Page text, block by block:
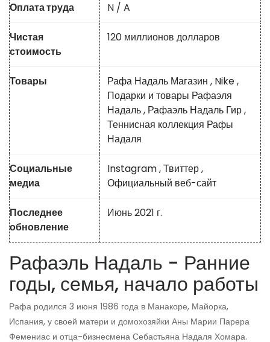
Оплата труда N / A
Чистая
стоимость
120 миллионов долларов
Товары Рафа Надаль Магазин , Nike,
Подарки и товары Рафаэля
Надаль, Рафаэль Надаль Гир,
Теннисная коллекция Рафы
Надаля
Социальные
медиа
Instagram,Твиттер,
Официальный веб-сайт
Последнее
обновление
Июнь 2021 г.
Рафаэль Надаль - Ранние
годы, семья, начало работы
Рафа родился 3 июня 1986 года в Манакоре, Майорка,
Испания, у своей матери и домохозяйки Аны Марии Парера
Фемениас и отца-бизнесмена Себастьяна Надаля Хомара.